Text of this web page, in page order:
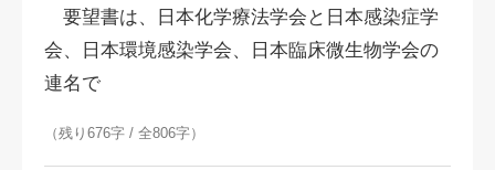
要望書は、日本化学療法学会と日本感染症学
会、日本環境感染学会、日本臨床微生物学会の
連名で
（残り676字 / 全806字）